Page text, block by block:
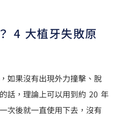
4 大植牙失敗原
如果沒有出現外力撞擊、脫
話，理論上可以用到約 20 年
次後就一直使用下去，沒有